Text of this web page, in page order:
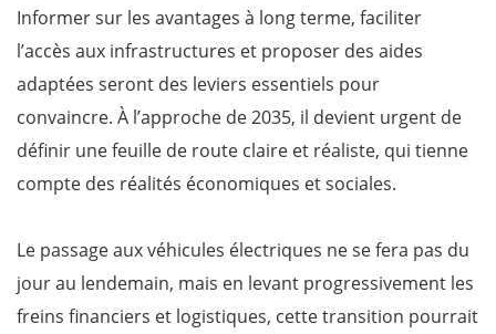
Informer sur les avantages à long terme, faciliter
l’accès aux infrastructures et proposer des aides
adaptées seront des leviers essentiels pour
convaincre. À l’approche de 2035, il devient urgent de
définir une feuille de route claire et réaliste, qui tienne
compte des réalités économiques et sociales.
Le passage aux véhicules électriques ne se fera pas du
jour au lendemain, mais en levant progressivement les
freins financiers et logistiques, cette transition pourrait